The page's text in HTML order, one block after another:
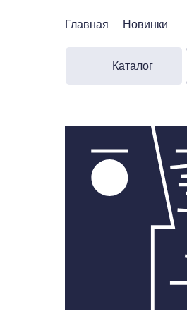
Новинки
Главная
Каталог
Новинки
Главная